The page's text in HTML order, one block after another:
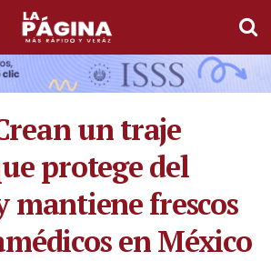
un traje
protege del
mantiene frescos
en México